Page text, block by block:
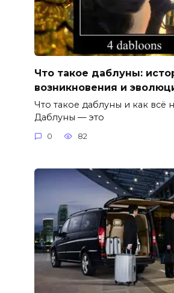
Что такое даблуны:
возникновения и
Что такое даблуны и как всё
Даблуны — это
0 82